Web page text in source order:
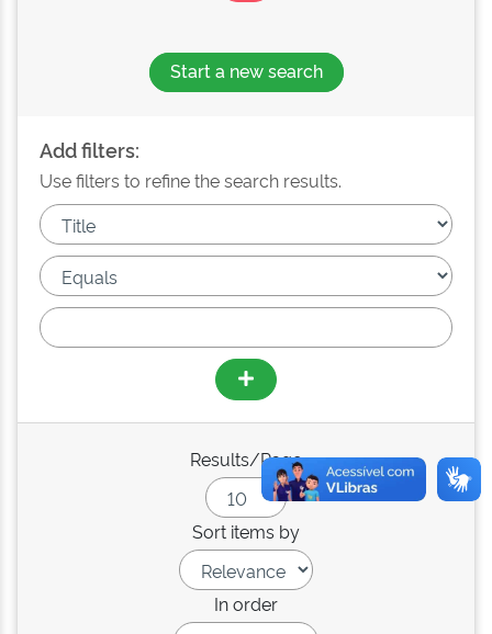
Start a new search
Add filters:
Use filters to refine the search results.
Results/Page
Sort items by
In order